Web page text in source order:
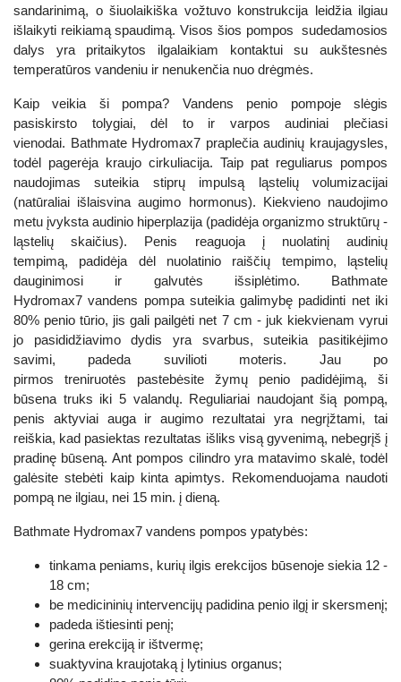
sandarinimą, o šiuolaikiška vožtuvo konstrukcija leidžia ilgiau
išlaikyti reikiamą spaudimą. Visos šios pompos sudedamosios
dalys yra pritaikytos ilgalaikiam kontaktui su aukštesnės
temperatūros vandeniu ir nenukenčia nuo drėgmės.
Kaip veikia ši pompa? Vandens penio pompoje slėgis
pasiskirsto tolygiai, dėl to ir varpos audiniai plečiasi
vienodai. Bathmate Hydromax7 praplečia audinių kraujagysles,
todėl pagerėja kraujo cirkuliacija. Taip pat reguliarus pompos
naudojimas suteikia stiprų impulsą ląstelių volumizacijai
(natūraliai išlaisvina augimo hormonus). Kiekvieno naudojimo
metu įvyksta audinio hiperplazija (padidėja organizmo struktūrų -
ląstelių skaičius). Penis reaguoja į nuolatinį audinių
tempimą, padidėja dėl nuolatinio raiščių tempimo, ląstelių
dauginimosi ir galvutės išsiplėtimo. Bathmate
Hydromax7 vandens pompa suteikia galimybę padidinti net iki
80% penio tūrio, jis gali pailgėti net 7 cm - juk kiekvienam vyrui
jo pasididžiavimo dydis yra svarbus, suteikia pasitikėjimo
savimi, padeda suvilioti moteris. Jau po
pirmos treniruotės pastebėsite žymų penio padidėjimą, ši
būsena truks iki 5 valandų. Reguliariai naudojant šią pompą,
penis aktyviai auga ir augimo rezultatai yra negrįžtami, tai
reiškia, kad pasiektas rezultatas išliks visą gyvenimą, nebegrįš į
pradinę būseną. Ant pompos cilindro yra matavimo skalė, todėl
galėsite stebėti kaip kinta apimtys. Rekomenduojama naudoti
pompą ne ilgiau, nei 15 min. į dieną.
Bathmate Hydromax7 vandens pompos ypatybės:
tinkama peniams, kurių ilgis erekcijos būsenoje siekia 12 -
18 cm;
be medicininių intervencijų padidina penio ilgį ir skersmenį;
padeda ištiesinti penį;
gerina erekciją ir ištvermę;
suaktyvina kraujotaką į lytinius organus;